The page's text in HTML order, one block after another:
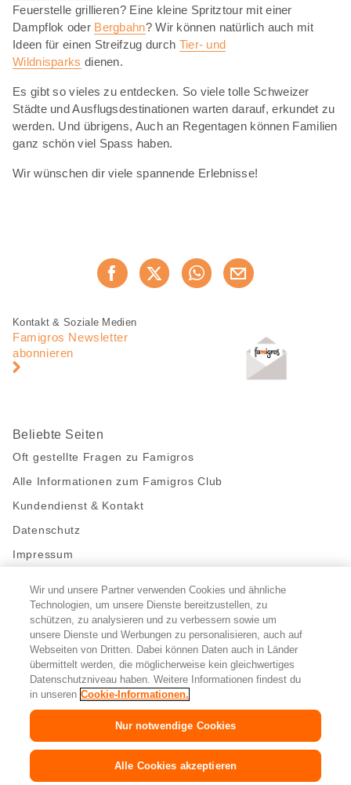
Feuerstelle grillieren? Eine kleine Spritztour mit einer
Dampflok oder Bergbahn? Wir können natürlich auch mit
Ideen für einen Streifzug durch Tier- und
Wildnisparks dienen.
Es gibt so vieles zu entdecken. So viele tolle Schweizer
Städte und Ausflugsdestinationen warten darauf, erkundet zu
werden. Und übrigens, Auch an Regentagen können Familien
ganz schön viel Spass haben.
Wir wünschen dir viele spannende Erlebnisse!
Jetzt weiterempfehlen
Fusszeile
Fusszeile
Navigation
Kontakt & Soziale Medien
Famigros Newsletter
abonnieren
Beliebte Seiten
Oft gestellte Fragen zu Famigros
Alle Informationen zum Famigros Club
Kundendienst & Kontakt
Datenschutz
Impressum
Bleibe mit uns in Kontakt
Facebook
https://twitter.com/migros
https://www.youtube.com/user/
PinterestInstagram
Cookie-Einstellungen
© 2026 Migros-Genossenschafts-Bund
FR IT
Wir und unsere Partner verwenden Cookies und ähnliche
Technologien, um unsere Dienste bereitzustellen, zu
schützen, zu analysieren und zu verbessern sowie um
unsere Dienste und Werbungen zu personalisieren, auch auf
Webseiten von Dritten. Dabei können Daten auch in Länder
übermittelt werden, die möglicherweise kein gleichwertiges
Datenschutzniveau haben. Weitere Informationen findest du
in unseren Cookie-Informationen.
Nur notwendige Cookies
Alle Cookies akzeptieren